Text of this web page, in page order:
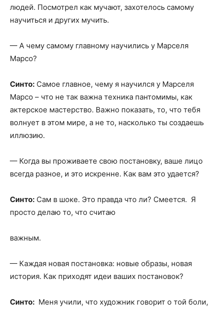
людей. Посмотрел как мучают, захотелось самому
научиться и других мучить.
— А чему самому главному научились у Марселя
Марсо?
Синто: Самое главное, чему я научился у Марселя
Марсо – что не так важна техника пантомимы, как
актерское мастерство. Важно показать, то, что тебя
волнует в этом мире, а не то, насколько ты создаешь
иллюзию.
— Когда вы проживаете свою постановку, ваше лицо
всегда разное, и это искренне. Как вам это удается?
Синто: Сам в шоке. Это правда что ли? Смеется. Я
просто делаю то, что считаю
важным.
— Каждая новая постановка: новые образы, новая
история. Как приходят идеи ваших постановок?
Синто: Меня учили, что художник говорит о той боли,